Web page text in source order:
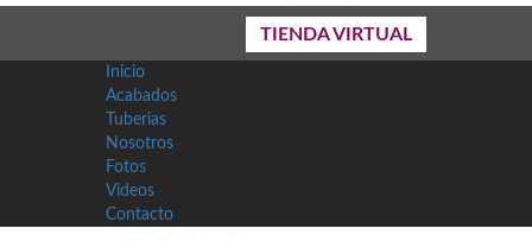
TIENDA VIRTUAL
Inicio
Acabados
Tuberias
Nosotros
Fotos
Videos
Contacto